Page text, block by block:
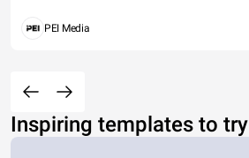
PEI Media
Inspiring templates to try